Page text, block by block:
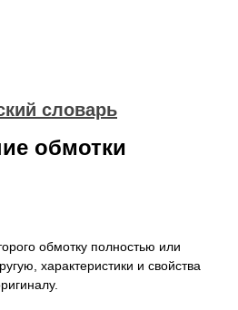
словарь
обмотки
обмотку полностью или
характеристики и свойства